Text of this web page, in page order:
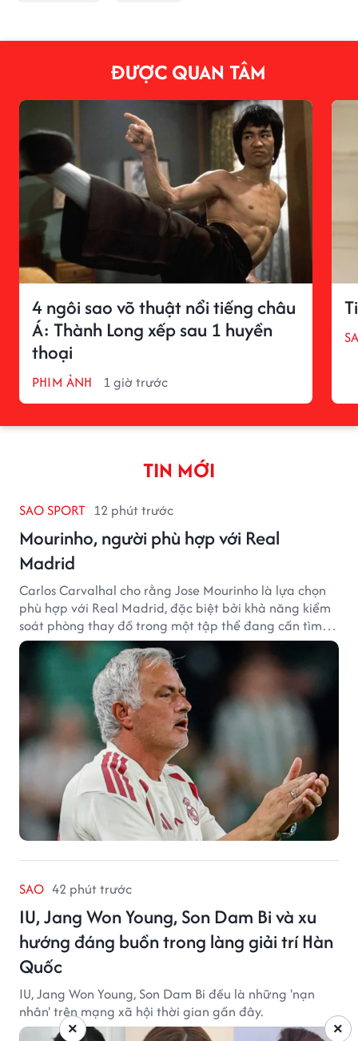
ĐƯỢC QUAN TÂM
4 ngôi sao võ thuật nổi tiếng châu
Á: Thành Long xếp sau 1 huyền
thoại
PHIM ẢNH 1 giờ trước
TIN MỚI
SAO SPORT 12 phút trước
Mourinho, người phù hợp với Real
Madrid
Carlos Carvalhal cho rằng Jose Mourinho là lựa chọn
phù hợp với Real Madrid, đặc biệt bởi khả năng kiểm
soát phòng thay đồ trong một tập thể đang cần tìm
lại sự ổn định.
SAO 42 phút trước
IU, Jang Won Young, Son Dam Bi và xu
hướng đáng buồn trong làng giải trí Hàn
Quốc
IU, Jang Won Young, Son Dam Bi đều là những 'nạn
nhân' trên mạng xã hội thời gian gần đây.
×
×